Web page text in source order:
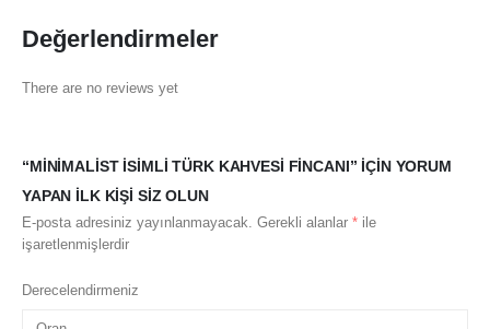
Değerlendirmeler
There are no reviews yet
“MINIMALIST İSIMLI TÜRK KAHVESI FINCANI” IÇIN YORUM
YAPAN ILK KIŞI SIZ OLUN
E-posta adresiniz yayınlanmayacak. Gerekli alanlar * ile
işaretlenmişlerdir
Derecelendirmeniz